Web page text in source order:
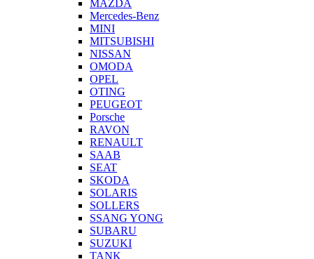
MAZDA
Mercedes-Benz
MINI
MITSUBISHI
NISSAN
OMODA
OPEL
OTING
PEUGEOT
Porsche
RAVON
RENAULT
SAAB
SEAT
SKODA
SOLARIS
SOLLERS
SSANG YONG
SUBARU
SUZUKI
TANK